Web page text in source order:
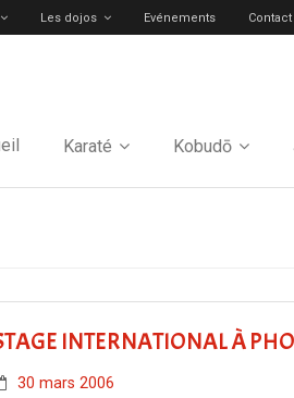
Les dojos Evénements Contact
Karaté Kobudō
INTERNATIONAL À
30 mars 2006